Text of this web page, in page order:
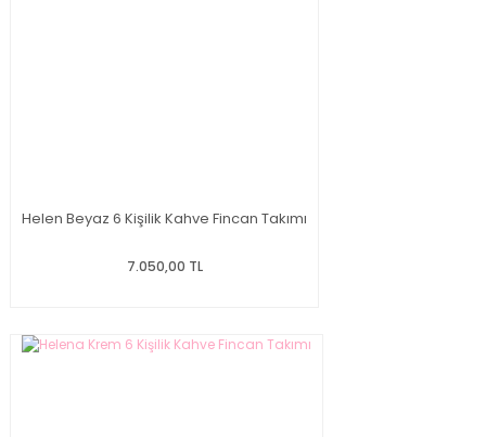
Helen Beyaz 6 Kişilik Kahve Fincan Takımı
7.050,00 TL